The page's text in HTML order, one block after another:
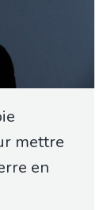
mettre
en